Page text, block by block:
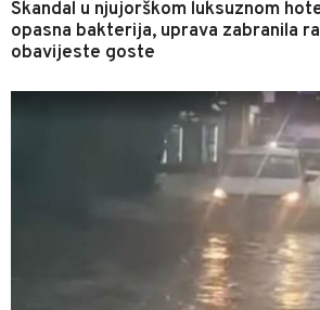
Skandal u njujorškom luksuznom
opasna bakterija, uprava zabranila
obavijeste goste